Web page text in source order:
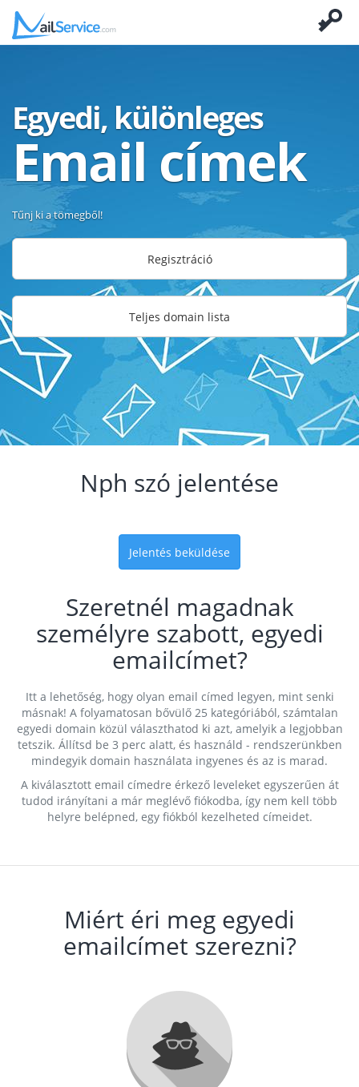
Egyedi, különleges
Email címek
Tűnj ki a tömegből!
Regisztráció
Teljes domain lista
Nph szó jelentése
Jelentés beküldése
Szeretnél magadnak
személyre szabott, egyedi
emailcímet?
Itt a lehetőség, hogy olyan email címed legyen, mint senki
másnak! A folyamatosan bővülő 25 kategóriából, számtalan
egyedi domain közül választhatod ki azt, amelyik a legjobban
tetszik. Állítsd be 3 perc alatt, és használd - rendszerünkben
mindegyik domain használata ingyenes és az is marad.
A kiválasztott email címedre érkező leveleket egyszerűen át
tudod irányítani a már meglévő fiókodba, így nem kell több
helyre belépned, egy fiókból kezelheted címeidet.
Miért éri meg egyedi
emailcímet szerezni?